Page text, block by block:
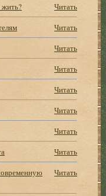
Читать
Читать
Читать
Читать
Читать
Читать
Читать
Читать
Читать